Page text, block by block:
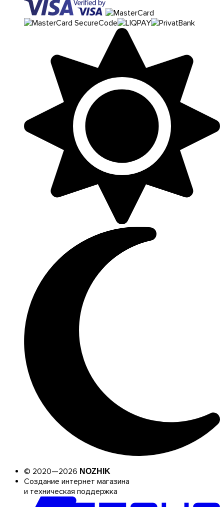
© 2020—2026 NOZHIK
Создание интернет магазина
и техническая поддержка